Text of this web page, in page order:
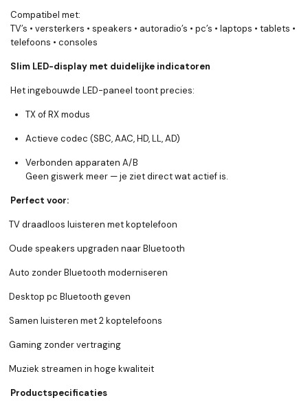
Compatibel met:
TV’s • versterkers • speakers • autoradio’s • pc’s • laptops • tablets •
telefoons • consoles
Slim LED-display met duidelijke indicatoren
Het ingebouwde LED-paneel toont precies:
TX of RX modus
Actieve codec (SBC, AAC, HD, LL, AD)
Verbonden apparaten A/B
Geen giswerk meer — je ziet direct wat actief is.
Perfect voor:
TV draadloos luisteren met koptelefoon
Oude speakers upgraden naar Bluetooth
Auto zonder Bluetooth moderniseren
Desktop pc Bluetooth geven
Samen luisteren met 2 koptelefoons
Gaming zonder vertraging
Muziek streamen in hoge kwaliteit
Productspecificaties